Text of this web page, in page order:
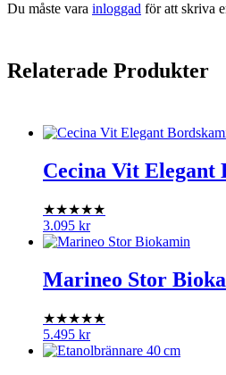
Du måste vara inloggad för att skriva
Relaterade Produkter
Cecina Vit Elegant
★★★★★
3.095 kr
Marineo Stor
★★★★★
5.495 kr